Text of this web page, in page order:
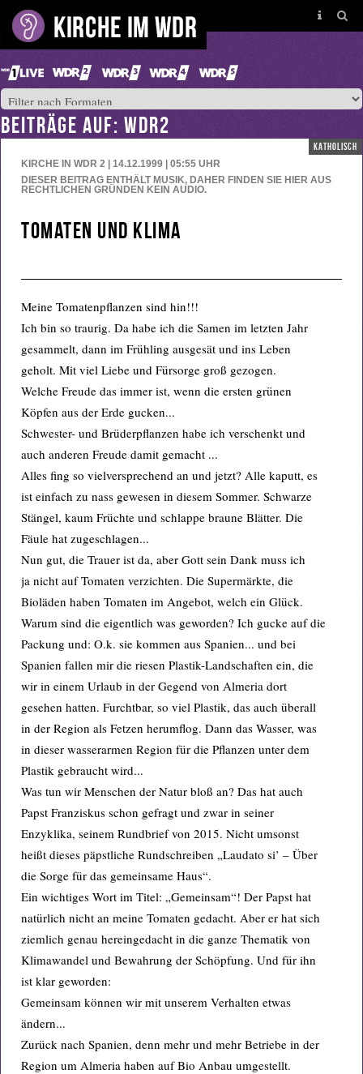
BEITRÄGE AUF: WDR2
katholisch
KIRCHE IN WDR 2 | 14.12.1999 | 05:55 UHR
DIESER BEITRAG ENTHÄLT MUSIK, DAHER FINDEN SIE HIER AUS
RECHTLICHEN GRÜNDEN KEIN AUDIO.
Tomaten und Klima
Meine Tomatenpflanzen sind hin!!!
Ich bin so traurig. Da habe ich die Samen im letzten Jahr
gesammelt, dann im Frühling ausgesät und ins Leben
geholt. Mit viel Liebe und Fürsorge groß gezogen.
Welche Freude das immer ist, wenn die ersten grünen
Köpfen aus der Erde gucken...
Schwester- und Brüderpflanzen habe ich verschenkt und
auch anderen Freude damit gemacht ...
Alles fing so vielversprechend an und jetzt? Alle kaputt, es
ist einfach zu nass gewesen in diesem Sommer. Schwarze
Stängel, kaum Früchte und schlappe braune Blätter. Die
Fäule hat zugeschlagen...
Nun gut, die Trauer ist da, aber Gott sein Dank muss ich
ja nicht auf Tomaten verzichten. Die Supermärkte, die
Bioläden haben Tomaten im Angebot, welch ein Glück.
Warum sind die eigentlich was geworden? Ich gucke auf die
Packung und: O.k. sie kommen aus Spanien... und bei
Spanien fallen mir die riesen Plastik-Landschaften ein, die
wir in einem Urlaub in der Gegend von Almeria dort
gesehen hatten. Furchtbar, so viel Plastik, das auch überall
in der Region als Fetzen herumflog. Dann das Wasser, was
in dieser wasserarmen Region für die Pflanzen unter dem
Plastik gebraucht wird...
Was tun wir Menschen der Natur bloß an? Das hat auch
Papst Franziskus schon gefragt und zwar in seiner
Enzyklika, seinem Rundbrief von 2015. Nicht umsonst
heißt dieses päpstliche Rundschreiben „Laudato si’ – Über
die Sorge für das gemeinsame Haus“.
Ein wichtiges Wort im Titel: „Gemeinsam“! Der Papst hat
natürlich nicht an meine Tomaten gedacht. Aber er hat sich
ziemlich genau hereingedacht in die ganze Thematik von
Klimawandel und Bewahrung der Schöpfung. Und für ihn
ist klar geworden:
Gemeinsam können wir mit unserem Verhalten etwas
ändern...
Zurück nach Spanien, denn mehr und mehr Betriebe in der
Region um Almeria haben auf Bio Anbau umgestellt.